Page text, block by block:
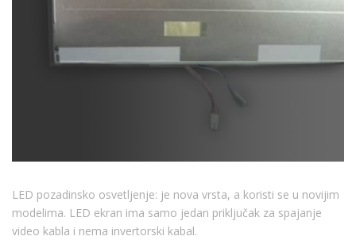
LED pozadinsko osvetljenje: je nova vrsta, a koristi se u novijim
modelima. LED ekran ima samo jedan priključak za spajanje
video kabla i nema invertorski kabal.